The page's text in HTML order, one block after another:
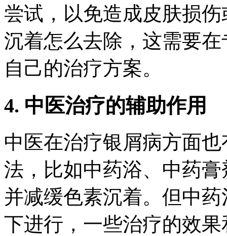
尝试，以免造成皮肤损
沉着怎么去除，这需要
自己的治疗方案。
4. 中医治疗的辅助作用
中医在治疗银屑病方面
法，比如中药浴、中药
并减缓色素沉着。但中
下进行，一些治疗的效